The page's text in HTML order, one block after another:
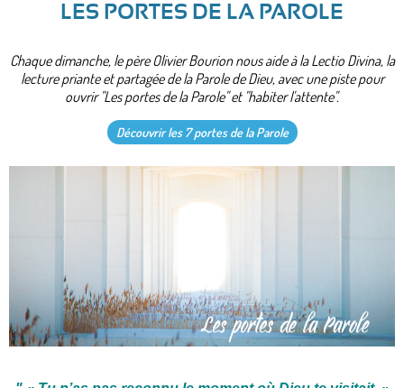
LES PORTES DE LA PAROLE
Chaque dimanche, le père Olivier Bourion nous aide à la Lectio Divina, la
lecture priante et partagée de la Parole de Dieu, avec une piste pour
ouvrir "Les portes de la Parole" et "habiter l'attente".
Découvrir les 7 portes de la Parole